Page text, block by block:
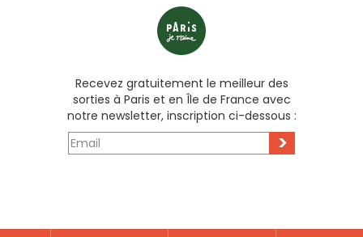
Recevez gratuitement le meilleur des
sorties à Paris et en Île de France avec
notre newsletter, inscription ci-dessous :
>